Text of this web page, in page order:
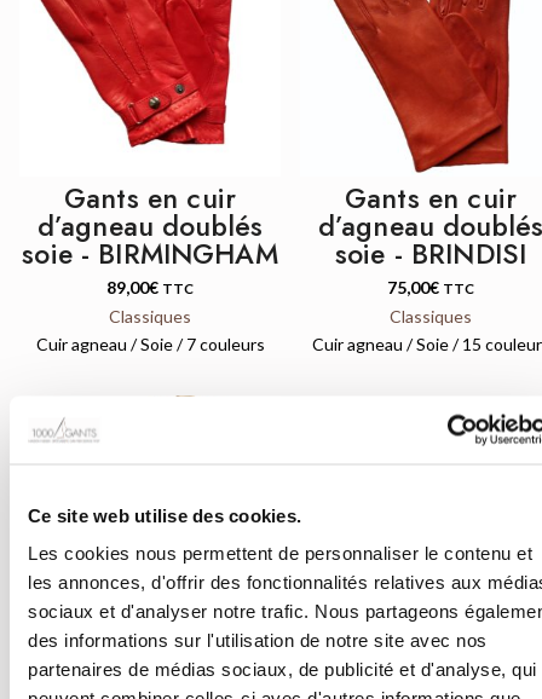
Ce site web utilise des cookies.
Les cookies nous permettent de personnaliser le contenu et
les annonces, d'offrir des fonctionnalités relatives aux
sociaux et d'analyser notre trafic. Nous partageons
des informations sur l'utilisation de notre site avec nos
partenaires de médias sociaux, de publicité et d'analyse, qui
QUICK VIEW
Gants en cuir
d’agneau doublés
soie - BIRMINGHAM
89,00€ TTC
Classiques
Cuir agneau / Soie / 7 couleurs
QUICK VIEW
Gants en cuir
d’agneau
soie - BRINDISI
75,00€ TTC
Classiques
Cuir agneau / Soie / 15
QUICK VIEW
Gants en cuir
QUICK VIEW
Gants en cuir